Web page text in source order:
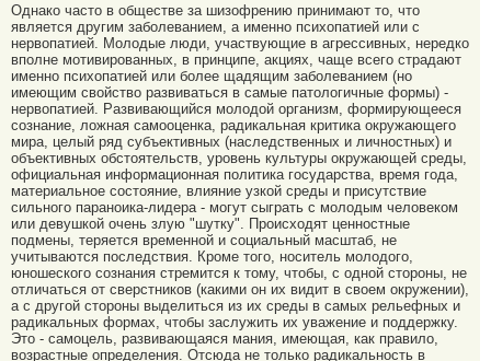
Однако часто в обществе за шизофрению принимают то, что
является другим заболеванием, а именно психопатией или с
нервопатией. Молодые люди, участвующие в агрессивных, нередко
вполне мотивированных, в принципе, акциях, чаще всего страдают
именно психопатией или более щадящим заболеванием (но
имеющим свойство развиваться в самые патологичные формы) -
нервопатией. Развивающийся молодой организм, формирующееся
сознание, ложная самооценка, радикальная критика окружающего
мира, целый ряд субъективных (наследственных и личностных) и
объективных обстоятельств, уровень культуры окружающей среды,
официальная информационная политика государства, время года,
материальное состояние, влияние узкой среды и присутствие
сильного параноика-лидера - могут сыграть с молодым человеком
или девушкой очень злую "шутку". Происходят ценностные
подмены, теряется временной и социальный масштаб, не
учитываются последствия. Кроме того, носитель молодого,
юношеского сознания стремится к тому, чтобы, с одной стороны, не
отличаться от сверстников (какими он их видит в своем окружении),
а с другой стороны выделиться из их среды в самых рельефных и
радикальных формах, чтобы заслужить их уважение и поддержку.
Это - самоцель, развивающаяся мания, имеющая, как правило,
возрастные определения. Отсюда не только радикальность в